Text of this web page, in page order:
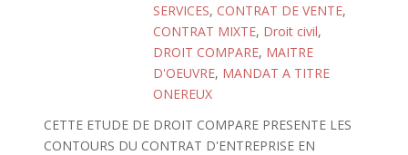
SERVICES, CONTRAT DE VENTE,
CONTRAT MIXTE, Droit civil,
DROIT COMPARE, MAITRE
D'OEUVRE, MANDAT A TITRE
ONEREUX
CETTE ETUDE DE DROIT COMPARE PRESENTE LES
CONTOURS DU CONTRAT D'ENTREPRISE EN